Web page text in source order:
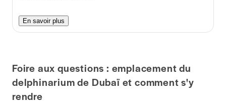
En savoir plus
Foire aux questions : emplacement du
delphinarium de Dubaï et comment s'y
rendre